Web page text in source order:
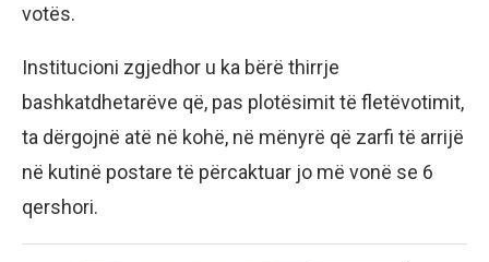
votës.
Institucioni zgjedhor u ka bërë thirrje
bashkatdhetarëve që, pas plotësimit të fletëvotimit,
ta dërgojnë atë në kohë, në mënyrë që zarfi të arrijë
në kutinë postare të përcaktuar jo më vonë se 6
qershori.